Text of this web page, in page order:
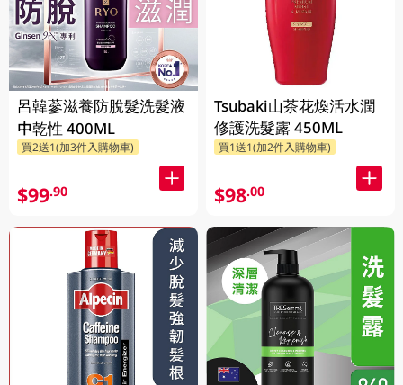
呂韓蔘滋養防脫髮洗髮液
中乾性 400ML
買2送1(加3件入購物車)
$99.90
Tsubaki山茶花煥活水潤
修護洗髮露 450ML
買1送1(加2件入購物車)
$98.00